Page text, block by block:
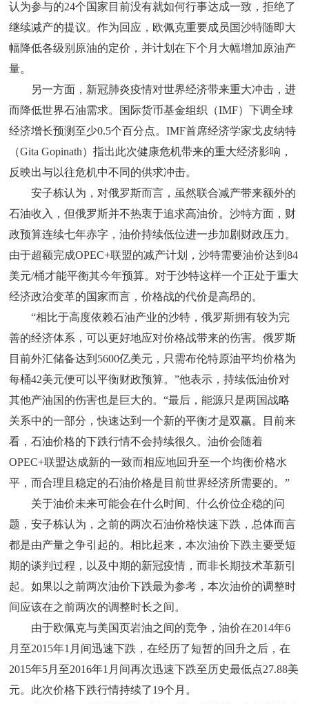
认为参与的24个国家目前没有就如何行事达成一致，拒绝了
继续减产的提议。作为回应，欧佩克重要成员国沙特随即大
幅降低各级别原油的定价，并计划在下个月大幅增加原油产
量。
另一方面，新冠肺炎疫情对世界经济带来重大冲击，进
而降低世界石油需求。国际货币基金组织（IMF）下调全球
经济增长预测至少0.5个百分点。IMF首席经济学家戈皮纳特
（Gita Gopinath）指出此次健康危机带来的重大经济影响，
反映出与以往危机中不同的供求冲击。
安子栋认为，对俄罗斯而言，虽然联合减产带来额外的
石油收入，但俄罗斯并不热衷于追求高油价。沙特方面，财
政预算连续七年赤字，油价持续低位进一步加剧财政压力。
由于超额完成OPEC+联盟的减产计划，沙特需要油价达到84
美元/桶才能平衡其今年预算。对于沙特这样一个正处于重大
经济政治变革的国家而言，价格战的代价是高昂的。
“相比于高度依赖石油产业的沙特，俄罗斯拥有较为完
善的经济体系，可以更好地应对价格战带来的伤害。俄罗斯
目前外汇储备达到5600亿美元，只需布伦特原油平均价格为
每桶42美元便可以平衡财政预算。”他表示，持续低油价对
其他产油国的伤害也是巨大的。“最后，能源只是两国战略
关系中的一部分，快速达到一个新的平衡才是双赢。目前来
看，石油价格的下跌行情不会持续很久。油价会随着
OPEC+联盟达成新的一致而相应地回升至一个均衡价格水
平，而合理且稳定的石油价格是目前世界经济所需要的。”
关于油价未来可能会在什么时间、什么价位企稳的问
题，安子栋认为，之前的两次石油价格快速下跌，总体而言
都是由产量之争引起的。相比起来，本次油价下跌主要受短
期的谈判过程，以及中期的新冠疫情，而非长期技术革新引
起。如果以之前两次油价下跌最为参考，本次油价的调整时
间应该在之前两次的调整时长之间。
由于欧佩克与美国页岩油之间的竞争，油价在2014年6
月至2015年1月间迅速下跌，在经历了短暂的回升之后，在
2015年5月至2016年1月间再次迅速下跌至历史最低点27.88美
元。此次价格下跌行情持续了19个月。